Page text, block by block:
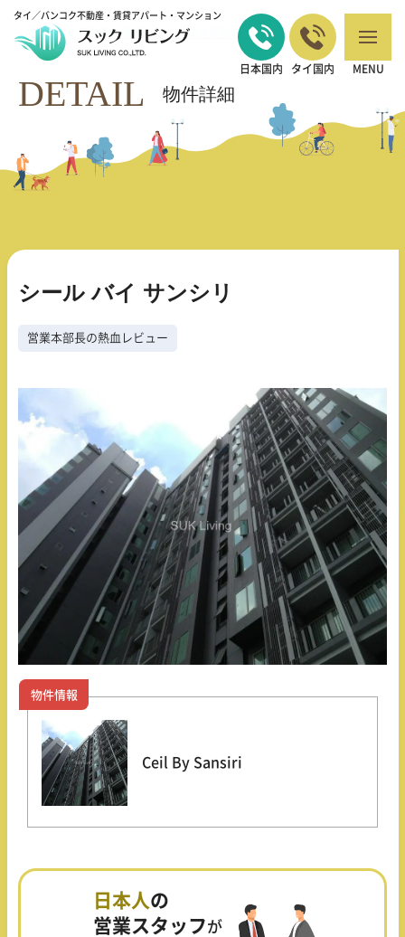
タイ／バンコク不動産・賃貸アパート・マンション
日本国内 タイ国内 MENU
バンコクの不動産・賃貸 TOP >営業本部長の熱血レビュー >シール バイ サ
ンシリ
DETAIL 物件詳細
シール バイ サンシリ
営業本部長の熱血レビュー
物件情報
Ceil By Sansiri
日本人の
営業スタッフが